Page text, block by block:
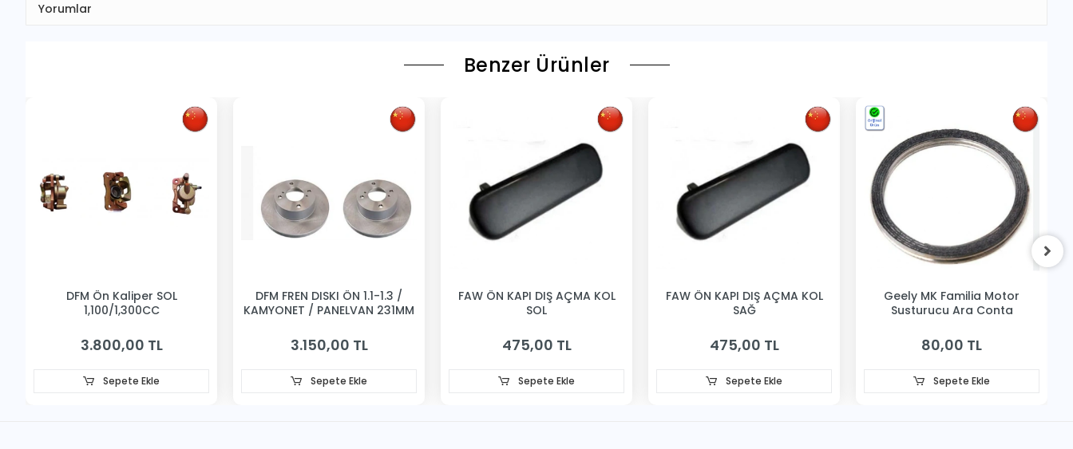
Yorumlar
Benzer Ürünler
DFM Ön Kaliper SOL
1,100/1,300CC
3.800,00 TL
Sepete Ekle
DFM FREN DISKI ÖN 1.1-1.3 /
KAMYONET / PANELVAN 231MM
3.150,00 TL
Sepete Ekle
FAW ÖN KAPI DIŞ AÇMA KOL
SOL
475,00 TL
Sepete Ekle
FAW ÖN KAPI DIŞ AÇMA KOL
SAĞ
475,00 TL
Sepete Ekle
Geely MK Familia Motor
Susturucu Ara Conta
80,00 TL
Sepete Ekle